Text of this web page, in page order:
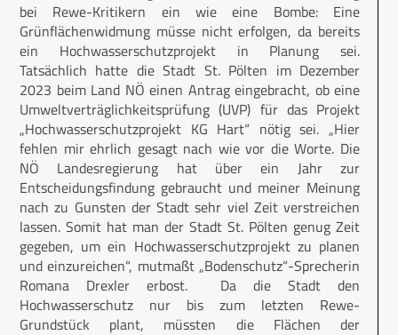
bei Rewe-Kritikern ein wie eine Bombe: Eine
Grünflächenwidmung müsse nicht erfolgen, da bereits
ein Hochwasserschutzprojekt in Planung sei.
Tatsächlich hatte die Stadt St. Pölten im Dezember
2023 beim Land NÖ einen Antrag eingebracht, ob eine
Umweltverträglichkeitsprüfung (UVP) für das Projekt
„Hochwasserschutzprojekt KG Hart“ nötig sei. „Hier
fehlen mir ehrlich gesagt nach wie vor die Worte. Die
NÖ Landesregierung hat über ein Jahr zur
Entscheidungsfindung gebraucht und meiner Meinung
nach zu Gunsten der Stadt sehr viel Zeit verstreichen
lassen. Somit hat man der Stadt St. Pölten genug Zeit
gegeben, um ein Hochwasserschutzprojekt zu planen
und einzureichen“, mutmaßt „Bodenschutz“-Sprecherin
Romana Drexler erbost. Da die Stadt den
Hochwasserschutz nur bis zum letzten Rewe-
Grundstück plant, müssten die Flächen der